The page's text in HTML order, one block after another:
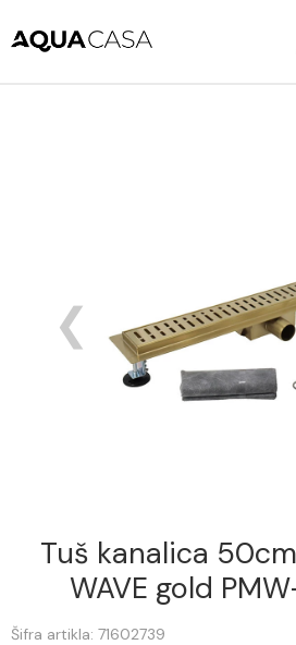
Tuš kanalica 50cm
WAVE gold
Šifra artikla: 71602739